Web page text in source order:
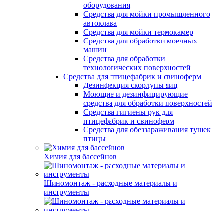
оборудования
Средства для мойки промышленного
автоклава
Средства для мойки термокамер
Средства для обработки моечных
машин
Средства для обработки
технологических поверхностей
Средства для птицефабрик и свиноферм
Дезинфекция скорлупы яиц
Моющие и дезинфицирующие
средства для обработки поверхностей
Средства гигиены рук для
птицефабрик и свиноферм
Средства для обеззараживания тушек
птицы
Химия для бассейнов
Шиномонтаж - расходные материалы и
инструменты